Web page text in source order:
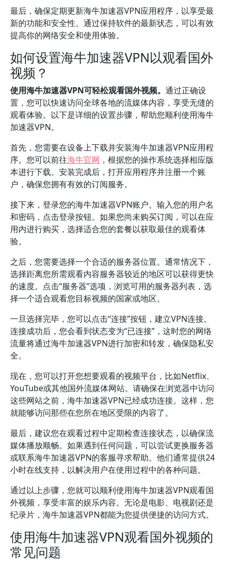
最后，确保定期更新海牛加速器VPN应用程序，以享受最
新的功能和安全性。通过保持软件的最新状态，可以有效
提高你的网络安全和使用体验。
如何设置海牛加速器VPN以观看国外
视频？
使用海牛加速器VPN可轻松观看国外视频。 通过正确设
置，您可以快速访问全球各地的流媒体内容，享受无缝的
观看体验。以下是详细的设置步骤，帮助您顺利使用海牛
加速器VPN。
首先，您需要在设备上下载并安装海牛加速器VPN应用程
序。您可以前往海牛官网 ，根据您的操作系统选择相应版
本进行下载。安装完成后，打开应用程序并注册一个账
户，确保您拥有有效的订阅服务。
接下来，登录您的海牛加速器VPN账户。输入您的用户名
和密码，点击登录按钮。如果您尚未购买订阅，可以在应
用内进行购买，选择适合您的套餐以获取最佳的观看体
验。
之后，您需要选择一个合适的服务器位置。通常情况下，
选择距离您所需观看内容服务器较近的地区可以获得更快
的速度。点击“服务器”选项，浏览可用的服务器列表，选
择一个适合观看您目标视频的国家或地区。
一旦选择完毕，您可以点击“连接”按钮，建立VPN连接。
连接成功后，您会看到状态变为“已连接”，这时您的网络
流量将通过海牛加速器VPN进行加密和转发，确保隐私安
全。
现在，您可以打开您想要观看的视频平台，比如Netflix、
YouTube或其他国外流媒体网站。请确保在浏览器中访问
这些网站之前，海牛加速器VPN已经成功连接。这样，您
就能够访问那些在您所在地区受限的内容了。
最后，建议您在观看过程中定期检查连接状态，以确保流
媒体播放顺畅。如果遇到任何问题，可以尝试更换服务器
或联系海牛加速器VPN的客服寻求帮助。他们通常提供24
小时在线支持，以解决用户在使用过程中的各种问题。
通过以上步骤，您就可以顺利使用海牛加速器VPN观看国
外视频，享受丰富的娱乐内容。无论是电影、电视剧还是
纪录片，海牛加速器VPN都能为您提供便捷的访问方式。
使用海牛加速器VPN观看国外视频的
常见问题